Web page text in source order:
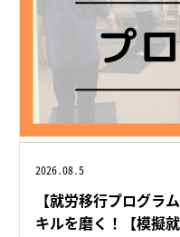
2026.08.5
【就労移行プログラ
キルを磨く！【模擬就